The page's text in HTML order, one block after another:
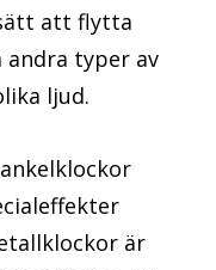
att flytta
typer av
ljud.
ankelklockor
är